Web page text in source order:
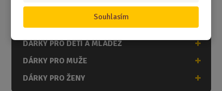
Souhlasím
DÁRKY PODLE ZÁJMŮ
DÁRKY PODLE ZAMĚSTNÁNÍ
DÁRKY PRO DĚTI A MLÁDEŽ
DÁRKY PRO MUŽE
DÁRKY PRO ŽENY